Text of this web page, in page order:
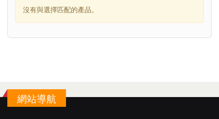
沒有與選擇匹配的產品。
網站導航